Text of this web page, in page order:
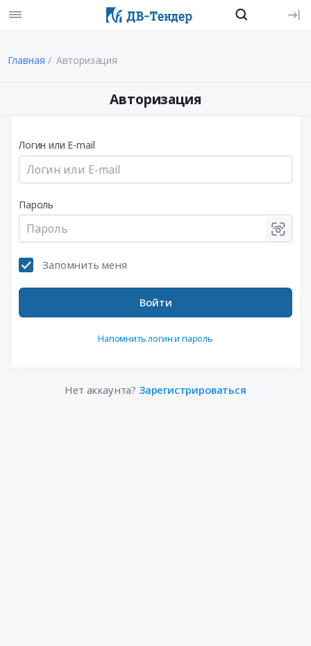
Главная Авторизация
Авторизация
Логин или E-mail
Пароль
Запомнить меня
Войти
Напомнить логин и пароль
Нет аккаунта? Зарегистрироваться